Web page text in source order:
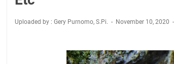
Uploaded by : Gery Purnomo, S.Pi. November 10, 2020